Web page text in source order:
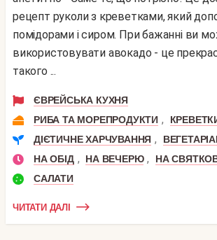
рецепт руколи з креветками, який
помідорами і сиром. При бажанні ви
використовувати авокадо - це
такого ...
ЄВРЕЙСЬКА КУХНЯ
РИБА ТА МОРЕПРОДУКТИ ,
ДІЄТИЧНЕ ХАРЧУВАННЯ ,
НА ОБІД , НА ВЕЧЕРЮ ,
НА
САЛАТИ
ЧИТАТИ ДАЛІ